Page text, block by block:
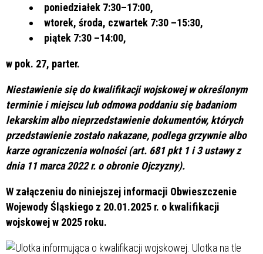
poniedziałek 7:30–17:00,
wtorek, środa, czwartek 7:30 –15:30,
piątek 7:30 –14:00,
w pok. 27, parter.
Niestawienie się do kwalifikacji wojskowej w określonym
terminie i miejscu lub odmowa poddaniu się badaniom
lekarskim albo nieprzedstawienie dokumentów, których
przedstawienie zostało nakazane, podlega grzywnie albo
karze ograniczenia wolności (art. 681 pkt 1 i 3 ustawy z
dnia 11 marca 2022 r. o obronie Ojczyzny).
W załączeniu do niniejszej informacji Obwieszczenie
Wojewody Śląskiego z 20.01.2025 r. o kwalifikacji
wojskowej w 2025 roku.